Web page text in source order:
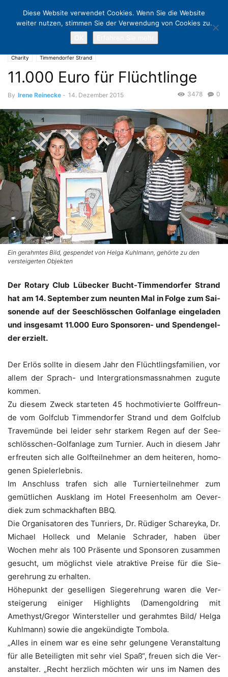
Charity Timmendorfer Strand
11.000 Euro für Flüchtlinge
By Irene Reinecke - 14. Dezember 2015 0
3478
Ein gerahmtes Bild, gespendet von Helga Kuhlmann, gehörte zu den
versteigerten Objekten
Der Rota­ry Club Lübe­cker Bucht-Tim­men­dor­fer Strand
hat am 14. Sep­tem­ber zum neun­ten Mal in Fol­ge zum Sai­
son­ende auf der See­schlöss­chen Golf­an­la­ge ein­ge­la­den
und ins­ge­samt 11.000 Euro Spon­so­ren- und Spen­den­gel­
der erzielt.
Der Erlös soll­te in die­sem Jahr den Flücht­lings­fa­mi­li­en, vor
allem der Sprach- und Inter­gra­ti­ons­mass­nah­men zugu­te
kommen.
Zu die­sem Zweck star­te­ten 45 hoch­mo­ti­vier­te Golf­freun­
de vom Golf­club Tim­men­dor­fer Strand und dem Golf­club
Tra­ve­mün­de bei lei­der sehr star­kem Regen auf der See­
schlöss­chen-Golf­an­la­ge zum Tur­nier. Auch in die­sem Jahr
erfreu­ten sich alle Golf­teil­neh­mer an dem hei­te­ren, homo­
ge­nen Spielerlebnis.
Im Anschluss tra­fen sich alle Tur­nier­teil­neh­mer zum
gemüt­li­chen Aus­klang im Hotel Free­sen­holm am Oever­
diek zum schmack­haf­ten BBQ.
Die Orga­ni­sa­to­ren des Tun­riers, Dr. Rüdi­ger Scharey­ka, Dr.
Micha­el Holl­eck und Mela­nie Schr­a­der, haben über
Wochen mehr als 100 Prä­sen­te und Spon­so­ren zusam­men
gesucht, um mög­lichst vie­le atrak­ti­ve Prei­se für die Sie­
ger­eh­rung zu erhalten.
Höhe­punkt der gesel­li­gen Sie­ger­eh­rung waren die Ver­
stei­ge­rung eini­ger High­lights (Damen­gold­ring mit
Amethyst/Gregor Win­ter­stel­ler und gerahm­tes Bild/ Hel­ga
Kuhl­mann) sowie die ange­kün­dig­te Tombola.
„Alles in einem war es eine sehr gelun­ge­ne Ver­an­stal­tung
für alle Betei­lig­ten mit sehr viel Spaß“, freu­en sich die Ver­
an­stal­ter. „Recht herz­lich möch­ten wir uns im Namen des
Diese Website verwendet Cookies. Wenn Sie die Website
weiter nutzen, stimmen Sie der Verwendung von Cookies zu.